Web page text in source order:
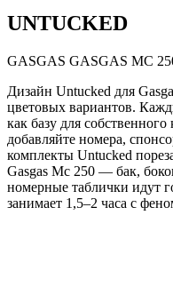
UNTUCKED
GASGAS GASGAS MC
Дизайн Untucked для
цветовых вариантов.
как базу для
добавляйте номера,
комплекты Untucked
Gasgas Mc 250 — бак,
номерные таблички идут
занимает 1,5–2 часа с